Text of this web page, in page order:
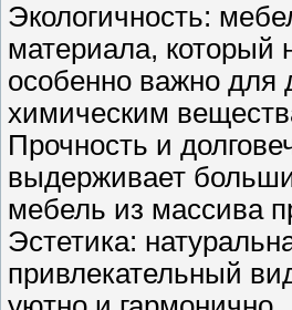
Экологичность:
материала,
особенно важно для
химическим
Прочность и
выдерживает
мебель из массива
Эстетика:
привлекательный